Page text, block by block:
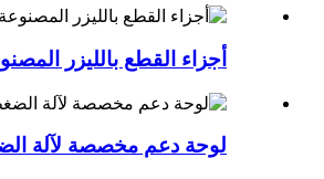
أجزاء القطع بالليزر
لوحة دعم مخصصة لآلة